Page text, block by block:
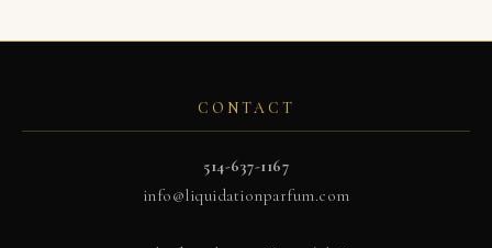
CONTACT
514-637-1167
info@liquidationparfum.com